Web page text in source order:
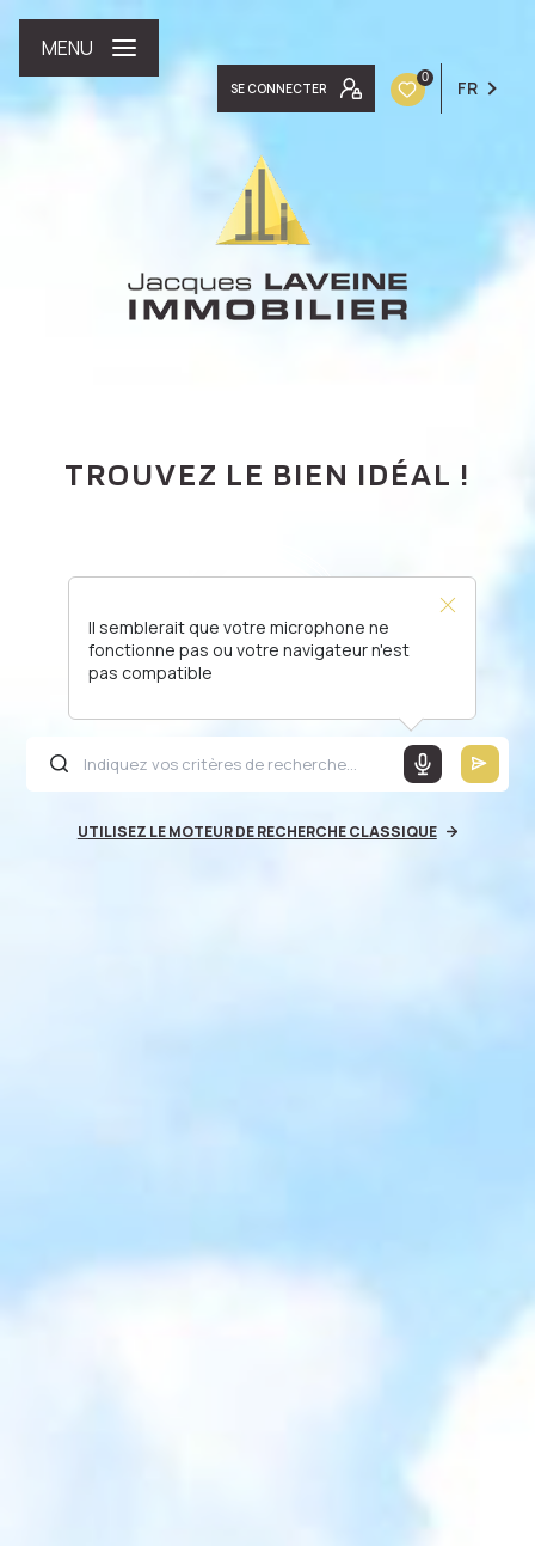
SE CONNECTER
0 FR
MENU
TROUVEZ LE BIEN IDÉAL !
Il semblerait que votre microphone ne
fonctionne pas ou votre navigateur n'est
pas compatible
UTILISEZ LE MOTEUR DE RECHERCHE CLASSIQUE